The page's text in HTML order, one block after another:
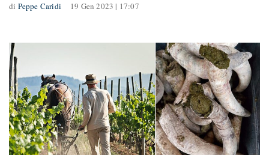
di Peppe Caridi 19 Gen 2023 | 17:07